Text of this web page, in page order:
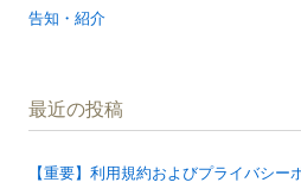
告知・紹介
最近の投稿
【重要】利用規約およびプライバシー